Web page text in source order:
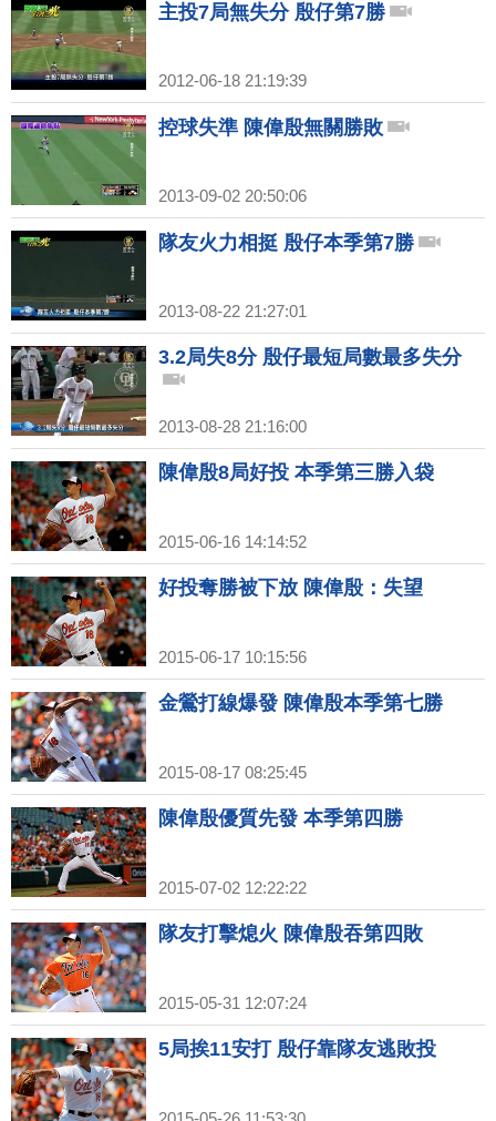
主投7局無失分 殷仔第7勝
2012-06-18 21:19:39
控球失準 陳偉殷無關勝敗
2013-09-02 20:50:06
隊友火力相挺 殷仔本季第7勝
2013-08-22 21:27:01
3.2局失8分 殷仔最短局數最多失分
2013-08-28 21:16:00
陳偉殷8局好投 本季第三勝入袋
2015-06-16 14:14:52
好投奪勝被下放 陳偉殷：失望
2015-06-17 10:15:56
金鶯打線爆發 陳偉殷本季第七勝
2015-08-17 08:25:45
陳偉殷優質先發 本季第四勝
2015-07-02 12:22:22
隊友打擊熄火 陳偉殷吞第四敗
2015-05-31 12:07:24
5局挨11安打 殷仔靠隊友逃敗投